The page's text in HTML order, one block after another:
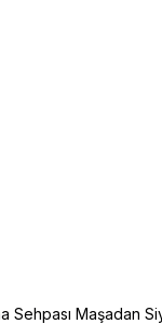
Sehpası Maşadan